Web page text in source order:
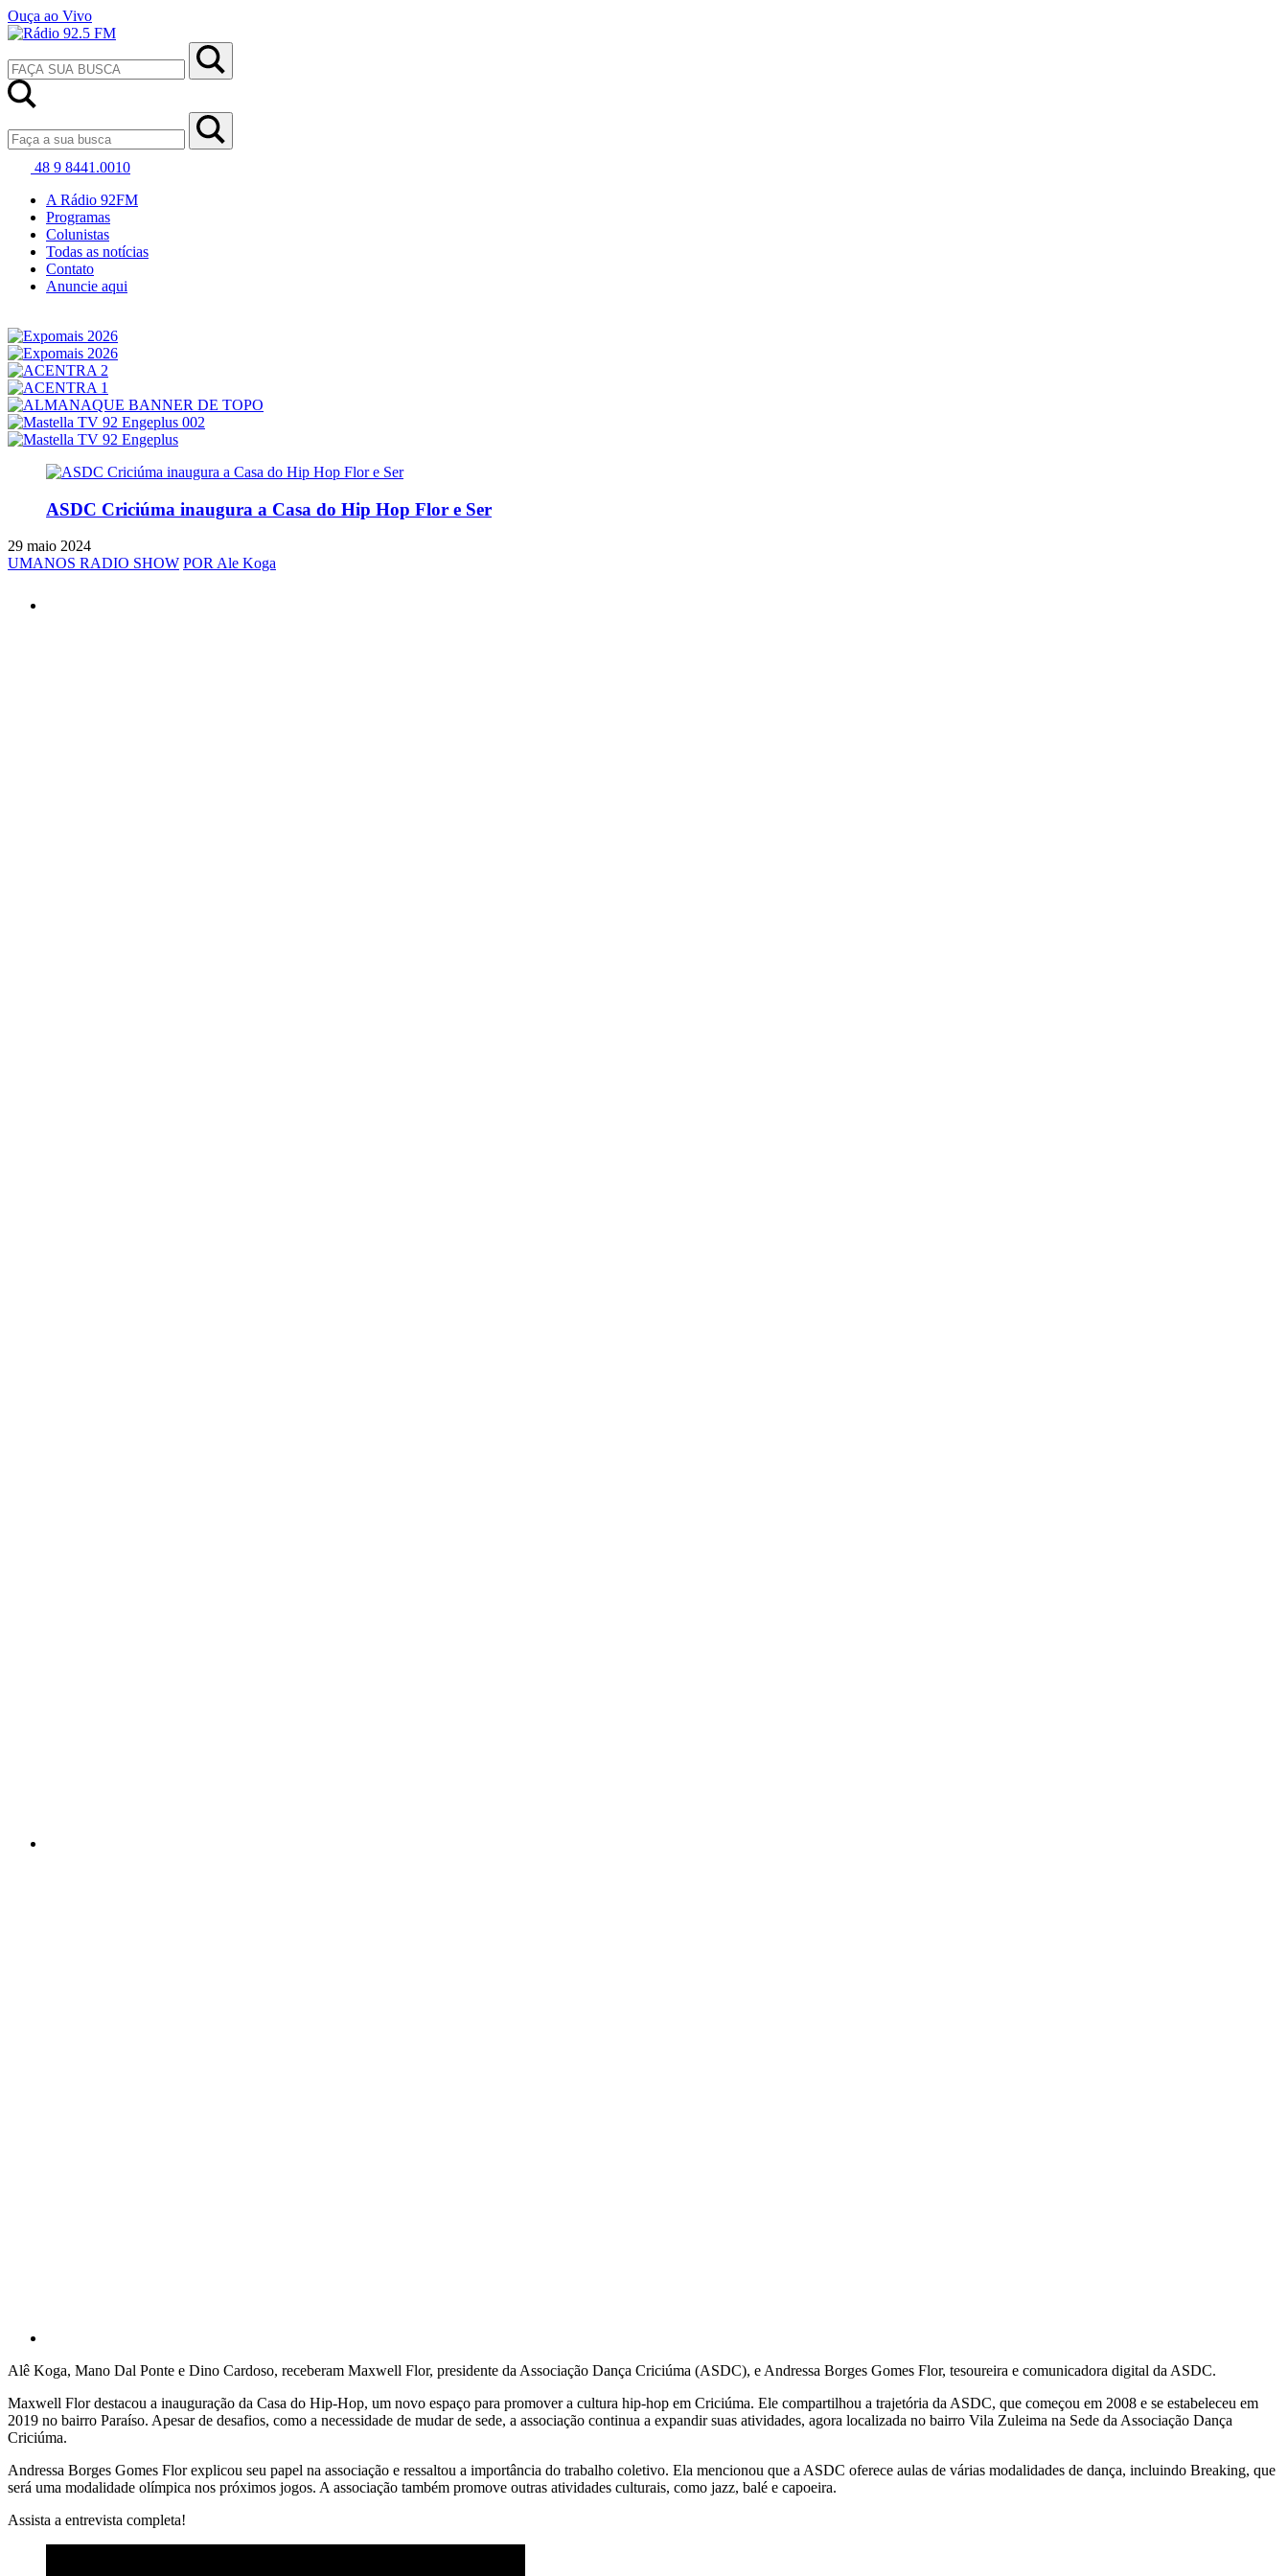
Ouça ao Vivo
48 9 8441.0010
A Rádio 92FM
Programas
Colunistas
Todas as notícias
Contato
Anuncie aqui
ASDC Criciúma inaugura a Casa do Hip Hop Flor e Ser
29 maio 2024
UMANOS RADIO SHOW POR Ale Koga
Alê Koga, Mano Dal Ponte e Dino Cardoso, receberam Maxwell Flor, presidente da Associação Dança Criciúma (ASDC), e Andressa Borges Gomes Flor, tesoureira e comunicadora digital da ASDC.
Maxwell Flor destacou a inauguração da Casa do Hip-Hop, um novo espaço para promover a cultura hip-hop em Criciúma. Ele compartilhou a trajetória da ASDC, que começou em 2008 e se estabeleceu em
2019 no bairro Paraíso. Apesar de desafios, como a necessidade de mudar de sede, a associação continua a expandir suas atividades, agora localizada no bairro Vila Zuleima na Sede da Associação Dança
Criciúma.
Andressa Borges Gomes Flor explicou seu papel na associação e ressaltou a importância do trabalho coletivo. Ela mencionou que a ASDC oferece aulas de várias modalidades de dança, incluindo Breaking, que
será uma modalidade olímpica nos próximos jogos. A associação também promove outras atividades culturais, como jazz, balé e capoeira.
Assista a entrevista completa!